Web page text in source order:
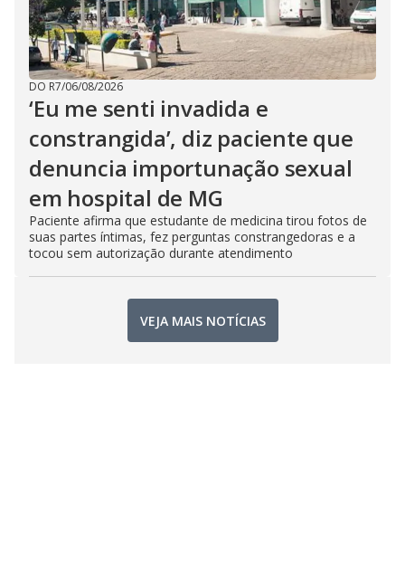
DO R7/06/08/2026
‘Eu me senti invadida e
constrangida’, diz paciente que
denuncia importunação sexual
em hospital de MG
Paciente afirma que estudante de medicina tirou fotos de
suas partes íntimas, fez perguntas constrangedoras e a
tocou sem autorização durante atendimento
VEJA MAIS NOTÍCIAS